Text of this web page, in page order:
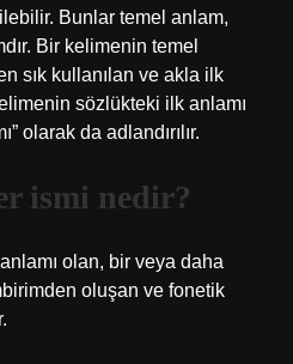
Bunlar temel anlam,
Bir kelimenin temel
sık kullanılan ve akla ilk
sözlükteki ilk anlamı
olarak da adlandırılır.
ismi nedir?
olan, bir veya daha
oluşan ve fonetik